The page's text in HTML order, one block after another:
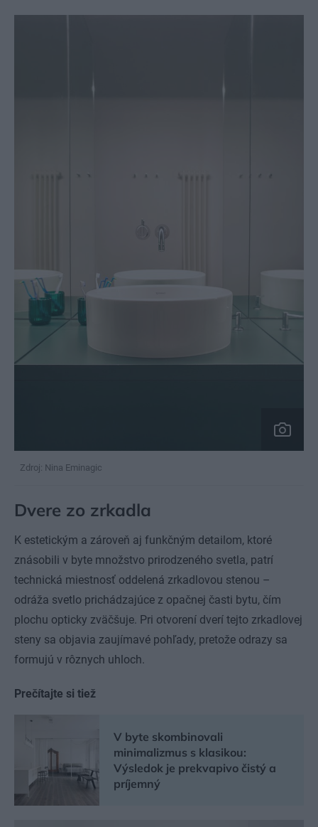
Zdroj: Nina Eminagic
Dvere zo zrkadla
K estetickým a zároveň aj funkčným detailom, ktoré
znásobili v byte množstvo prirodzeného svetla, patrí
technická miestnosť oddelená zrkadlovou stenou –
odráža svetlo prichádzajúce z opačnej časti bytu, čím
plochu opticky zväčšuje. Pri otvorení dverí tejto zrkadlovej
steny sa objavia zaujímavé pohľady, pretože odrazy sa
formujú v rôznych uhloch.
Prečítajte si tiež
V byte skombinovali
minimalizmus s klasikou:
Výsledok je prekvapivo čistý a
príjemný